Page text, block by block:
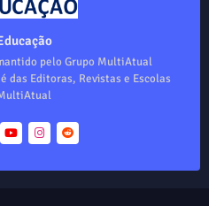
pelo Grupo MultiAtual
das Editoras, Revistas e Escolas